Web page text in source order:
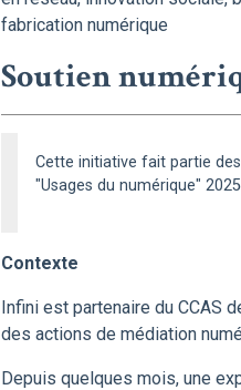
fabrication numérique
Soutien
Cette initiative fait partie
"Usages du numérique"
Contexte
Infini est partenaire du CCAS
des actions de médiation
Depuis quelques mois, une